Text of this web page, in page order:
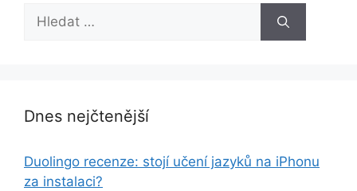
Hledat:
Dnes nejčtenější
Duolingo recenze: stojí učení jazyků na iPhonu
za instalaci?